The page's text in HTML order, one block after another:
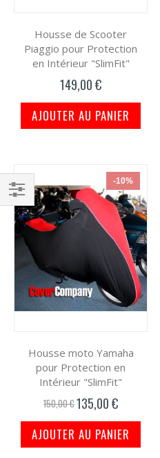
Housse de Scooter
Piaggio pour Protection
en Intérieur "SlimFit"
149,00 €
AJOUTER AU PANIER
-10%
Housse moto Yamaha
pour Protection en
Intérieur "SlimFit"
150,00 € Prix
spécial
135,00 €
AJOUTER AU PANIER
Filtrer
par